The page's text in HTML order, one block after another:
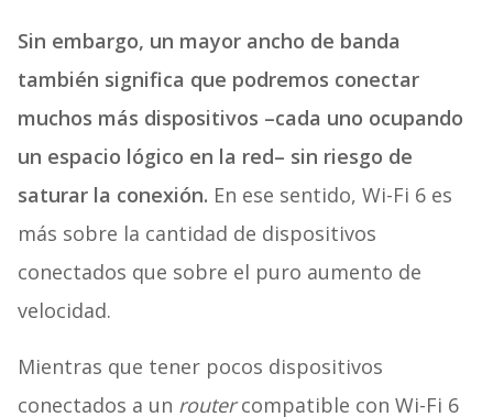
Sin embargo, un mayor ancho de banda
también significa que podremos conectar
muchos más dispositivos –cada uno ocupando
un espacio lógico en la red– sin riesgo de
saturar la conexión. En ese sentido, Wi-Fi 6 es
más sobre la cantidad de dispositivos
conectados que sobre el puro aumento de
velocidad.
Mientras que tener pocos dispositivos
conectados a un routercompatible con Wi-Fi 6